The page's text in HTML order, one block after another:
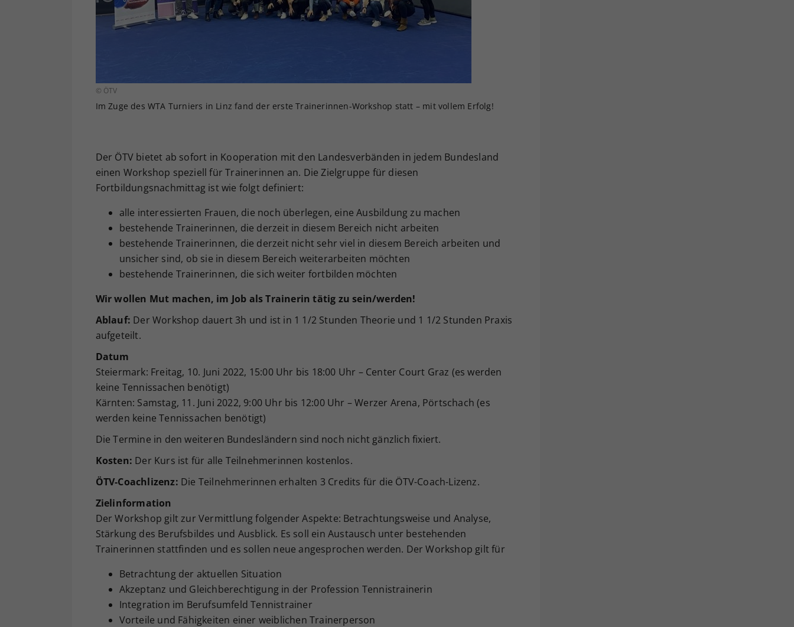
© ÖTV
Im Zuge des WTA Turniers in Linz fand der erste Trainerinnen-Workshop statt – mit vollem Erfolg!
Der ÖTV bietet ab sofort in Kooperation mit den Landesverbänden in jedem Bundesland
einen Workshop speziell für Trainerinnen an. Die Zielgruppe für diesen
Fortbildungsnachmittag ist wie folgt definiert:
alle interessierten Frauen, die noch überlegen, eine Ausbildung zu machen
bestehende Trainerinnen, die derzeit in diesem Bereich nicht arbeiten
bestehende Trainerinnen, die derzeit nicht sehr viel in diesem Bereich arbeiten und
unsicher sind, ob sie in diesem Bereich weiterarbeiten möchten
bestehende Trainerinnen, die sich weiter fortbilden möchten
Wir wollen Mut machen, im Job als Trainerin tätig zu sein/werden!
Ablauf: Der Workshop dauert 3h und ist in 1 1/2 Stunden Theorie und 1 1/2 Stunden Praxis
aufgeteilt.
Datum
Steiermark: Freitag, 10. Juni 2022, 15:00 Uhr bis 18:00 Uhr – Center Court Graz (es werden
keine Tennissachen benötigt)
Kärnten: Samstag, 11. Juni 2022, 9:00 Uhr bis 12:00 Uhr – Werzer Arena, Pörtschach (es
werden keine Tennissachen benötigt)
Die Termine in den weiteren Bundesländern sind noch nicht gänzlich fixiert.
Kosten: Der Kurs ist für alle Teilnehmerinnen kostenlos.
ÖTV-Coachlizenz: Die Teilnehmerinnen erhalten 3 Credits für die ÖTV-Coach-Lizenz.
Zielinformation
Der Workshop gilt zur Vermittlung folgender Aspekte: Betrachtungsweise und Analyse,
Stärkung des Berufsbildes und Ausblick. Es soll ein Austausch unter bestehenden
Trainerinnen stattfinden und es sollen neue angesprochen werden. Der Workshop gilt für
Betrachtung der aktuellen Situation
Akzeptanz und Gleichberechtigung in der Profession Tennistrainerin
Integration im Berufsumfeld Tennistrainer
Vorteile und Fähigkeiten einer weiblichen Trainerperson
Ihrer vorgenommen Einstellungen, falls der
Webseiten-Betreiber dies eingestellt hat.